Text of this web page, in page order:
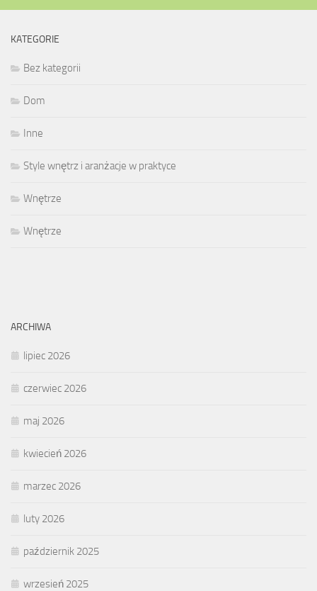
KATEGORIE
Bez kategorii
Dom
Inne
Style wnętrz i aranżacje w praktyce
Wnętrze
Wnętrze
ARCHIWA
lipiec 2026
czerwiec 2026
maj 2026
kwiecień 2026
marzec 2026
luty 2026
październik 2025
wrzesień 2025